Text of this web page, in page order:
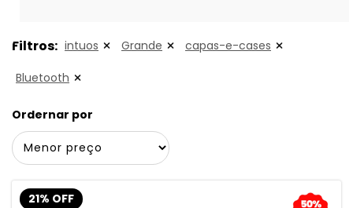
Filtros: intuos Grande capas-e-cases
Bluetooth
Ordernar por
21% OFF